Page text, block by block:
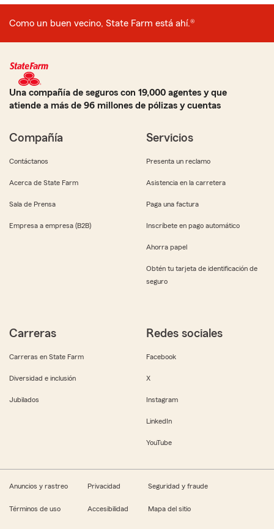
Como un buen vecino, State Farm está ahí.®
Una compañía de seguros con 19,000 agentes y que
atiende a más de 96 millones de pólizas y cuentas
Compañía
Contáctanos
Acerca de State Farm
Sala de Prensa
Empresa a empresa (B2B)
Servicios
Presenta un reclamo
Asistencia en la carretera
Paga una factura
Inscríbete en pago automático
Ahorra papel
Obtén tu tarjeta de identificación de
seguro
Carreras
Carreras en State Farm
Diversidad e inclusión
Jubilados
Redes sociales
Facebook
X
Instagram
LinkedIn
YouTube
Anuncios y rastreo Privacidad Seguridad y fraude
Términos de uso Accesibilidad Mapa del sitio